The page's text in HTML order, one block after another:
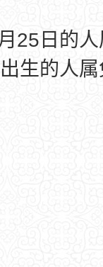
25日的
生的人